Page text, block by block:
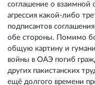
соглашение о взаимной
агрессия какой-либо
подписантов
обе стороны. Помимо
общую картину и
войны в ОАЭ погиб
других пакистанских
ещё долгого времени